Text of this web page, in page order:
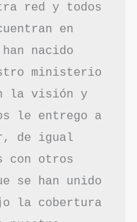
red y todos
en
nacido
ministerio
la visión y
le entrego a
de igual
con otros
se han unido
la cobertura